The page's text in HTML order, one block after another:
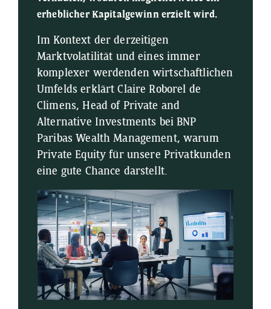
erheblicher Kapitalgewinn erzielt wird.
Im Kontext der derzeitigen
Marktvolatilität und eines immer
komplexer werdenden wirtschaftlichen
Umfelds erklärt Claire Roborel de
Climens, Head of Private and
Alternative Investments bei BNP
Paribas Wealth Management, warum
Private Equity für unsere Privatkunden
eine gute Chance darstellt.